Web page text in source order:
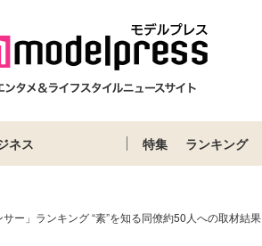
ネス 特集 ランキング
ー」ランキング “素”を知る同僚約50人への取材結果